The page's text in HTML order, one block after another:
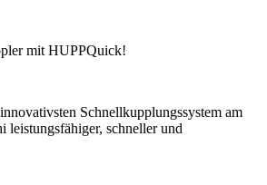
mit HUPPQuick!
Schnell­kupplungs­system am
leistungsfähiger, schneller und